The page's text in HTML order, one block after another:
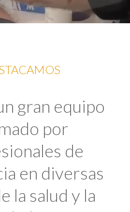
gran equipo
por
de
en diversas
la salud y la